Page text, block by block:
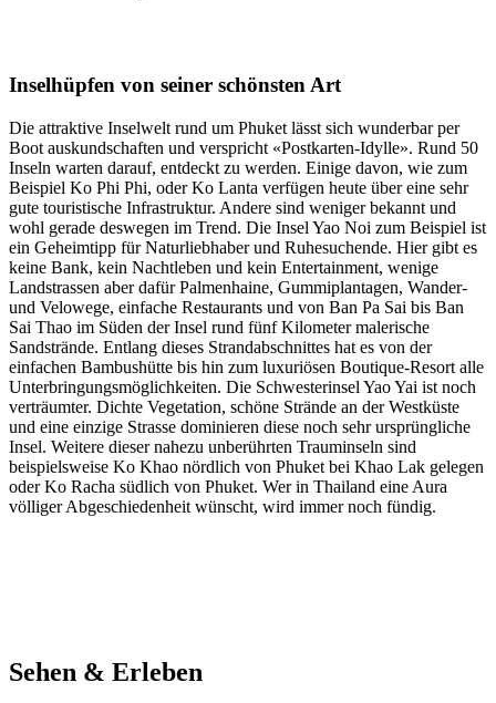
Inselhüpfen von seiner schönsten Art
Die attraktive Inselwelt rund um Phuket lässt sich wunderbar per
Boot auskundschaften und verspricht «Postkarten-Idylle». Rund 50
Inseln warten darauf, entdeckt zu werden. Einige davon, wie zum
Beispiel Ko Phi Phi, oder Ko Lanta verfügen heute über eine sehr
gute touristische Infrastruktur. Andere sind weniger bekannt und
wohl gerade deswegen im Trend. Die Insel Yao Noi zum Beispiel ist
ein Geheimtipp für Naturliebhaber und Ruhesuchende. Hier gibt es
keine Bank, kein Nachtleben und kein Entertainment, wenige
Landstrassen aber dafür Palmenhaine, Gummiplantagen, Wander-
und Velowege, einfache Restaurants und von Ban Pa Sai bis Ban
Sai Thao im Süden der Insel rund fünf Kilometer malerische
Sandstrände. Entlang dieses Strandabschnittes hat es von der
einfachen Bambushütte bis hin zum luxuriösen Boutique-Resort alle
Unterbringungsmöglichkeiten. Die Schwesterinsel Yao Yai ist noch
verträumter. Dichte Vegetation, schöne Strände an der Westküste
und eine einzige Strasse dominieren diese noch sehr ursprüngliche
Insel. Weitere dieser nahezu unberührten Trauminseln sind
beispielsweise Ko Khao nördlich von Phuket bei Khao Lak gelegen
oder Ko Racha südlich von Phuket. Wer in Thailand eine Aura
völliger Abgeschiedenheit wünscht, wird immer noch fündig.
Sehen & Erleben